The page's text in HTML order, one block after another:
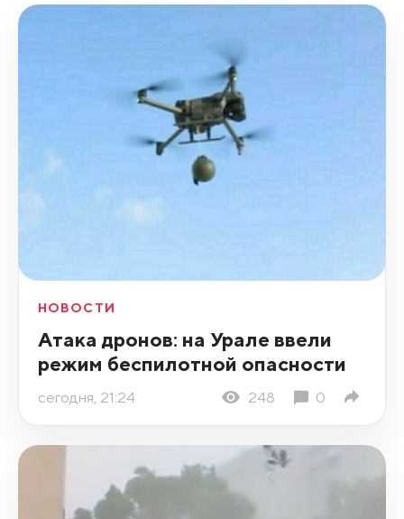
НОВОСТИ
Атака дронов: на Урале ввели
режим беспилотной опасности
сегодня, 21:24 248 0